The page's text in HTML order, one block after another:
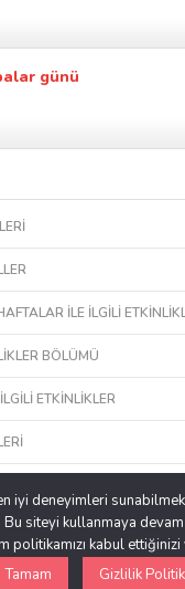
günü
İLE İLGİLİ
BÖLÜMÜ
ETKİNLİKLER
MATERYAL VE
iyi deneyimleri
Bu siteyi kullanmaya
politikamızı kabul ettiğinizi
Tamam
Gizlilik